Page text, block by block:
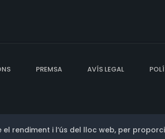
PREMSA AVÍS LEGAL
rendiment i l’ús del lloc web, per